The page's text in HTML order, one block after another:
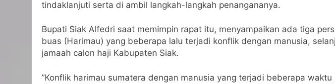
tindaklanjuti serta di ambil langkah-langkah penangananya.
Bupati Siak Alfedri saat memimpin rapat itu, menyampaikan ada tiga
buas (Harimau) yang beberapa lalu terjadi konflik dengan manusia,
jamaah calon haji Kabupaten Siak.
”Konflik harimau sumatera dengan manusia yang terjadi beberapa